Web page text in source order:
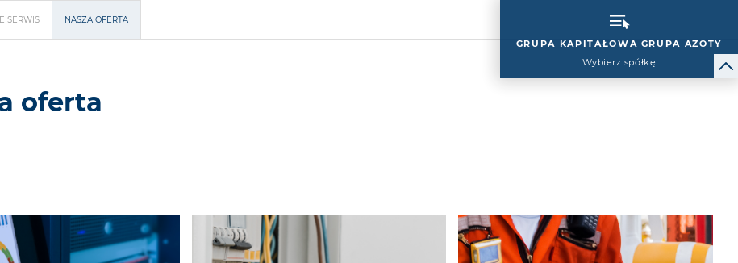
GRUPA KAPITAŁOWA GRUPA AZOTY
Wybierz spółkę
SERWIS NASZA OFERTA
oferta